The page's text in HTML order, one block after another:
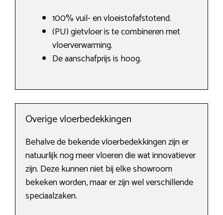
100% vuil- en vloeistofafstotend.
(PU) gietvloer is te combineren met
vloerverwarming.
De aanschafprijs is hoog.
Overige vloerbedekkingen
Behalve de bekende vloerbedekkingen zijn er
natuurlijk nog meer vloeren die wat innovatiever
zijn. Deze kunnen niet bij elke showroom
bekeken worden, maar er zijn wel verschillende
speciaalzaken.